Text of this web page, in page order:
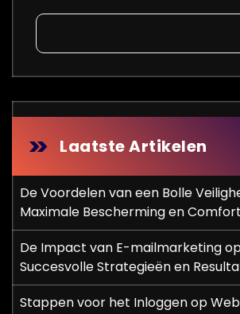
Laatste Artikelen
De Voordelen van een Bolle
Maximale Bescherming en Comfort
De Impact van E-mailmarketing
Succesvolle Strategieën en
Stappen voor het Inloggen op